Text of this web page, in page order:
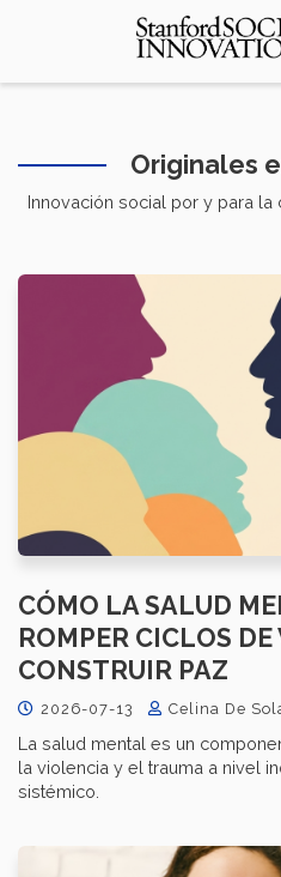
principal
Originales
Innovación social por y para la
CÓMO LA SALUD
ROMPER CICLOS
CONSTRUIR PAZ
2026-07-13 Celina De
La salud mental es un
la violencia y el trauma a nivel
sistémico.